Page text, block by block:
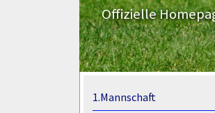
Offizielle
1.Mannschaft